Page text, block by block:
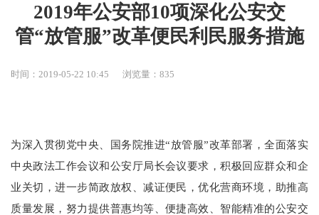
2019年公安部10项深化公安交
管“放管服”改革便民利民服务措施
时间：2019-05-22 10:45 浏览量：835
为深入贯彻党中央、国务院推进“放管服”改革部署，全面落实
中央政法工作会议和公安厅局长会议要求，积极回应群众和企
业关切，进一步简政放权、减证便民，优化营商环境，助推高
质量发展，努力提供普惠均等、便捷高效、智能精准的公安交